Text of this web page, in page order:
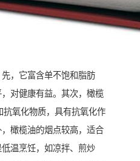
，它富含单不饱和脂肪
对健康有益。其次，橄榄
氧化物质，具有抗氧化作
橄榄油的烟点较高，适合
温烹饪，如凉拌、煎炒